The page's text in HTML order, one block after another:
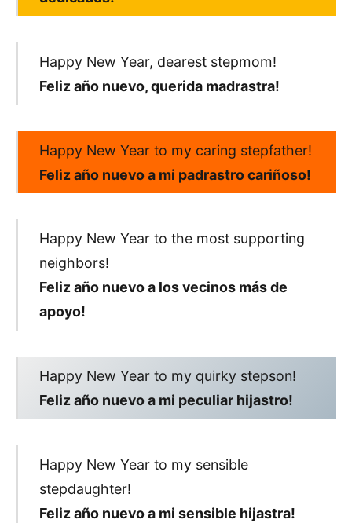
Happy New Year, dearest stepmom!
Feliz año nuevo, querida madrastra!
Happy New Year to my caring stepfather!
Feliz año nuevo a mi padrastro cariñoso!
Happy New Year to the most supporting
neighbors!
Feliz año nuevo a los vecinos más de
apoyo!
Happy New Year to my quirky stepson!
Feliz año nuevo a mi peculiar hijastro!
Happy New Year to my sensible
stepdaughter!
Feliz año nuevo a mi sensible hijastra!